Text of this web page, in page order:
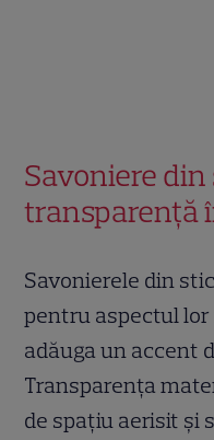
Savoniere
transparență
Savonierele din
pentru aspectul
adăuga un accent
Transparența
de spațiu aerisit și